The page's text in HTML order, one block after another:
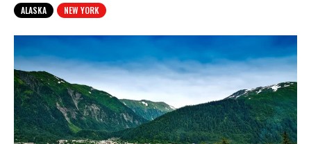
ALASKA NEW YORK